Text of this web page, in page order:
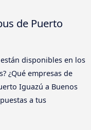
de Puerto
disponibles en los
¿Qué empresas de
Iguazú a Buenos
a tus